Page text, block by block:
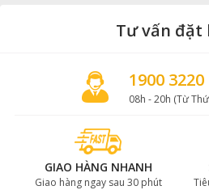
Tư vấn đặt
1900 3220
08h - 20h (Từ
GIAO HÀNG NHANH
Giao hàng ngay sau 30 phút